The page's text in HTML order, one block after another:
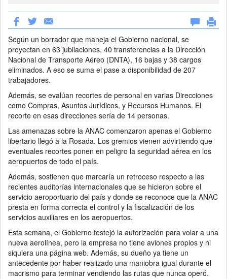
Según un borrador que maneja el Gobierno nacional, se
proyectan en 63 jubilaciones, 40 transferencias a la Dirección
Nacional de Transporte Aéreo (DNTA), 16 bajas y 38 cargos
eliminados. A eso se suma el pase a disponibilidad de 207
trabajadores.
Además, se evalúan recortes de personal en varias Direcciones
como Compras, Asuntos Jurídicos, y Recursos Humanos. El
recorte en esas direcciones sería de 14 personas.
Las amenazas sobre la ANAC comenzaron apenas el Gobierno
libertario llegó a la Rosada. Los gremios vienen advirtiendo que
eventuales recortes ponen en peligro la seguridad aérea en los
aeropuertos de todo el país.
Además, sostienen que marcaría un retroceso respecto a las
recientes auditorías internacionales que se hicieron sobre el
servicio aeroportuario del país y donde se reconoce que la ANAC
presta en forma correcta el control y la fiscalización de los
servicios auxiliares en los aeropuertos.
Esta semana, el Gobierno festejó la autorización para volar a una
nueva aerolínea, pero la empresa no tiene aviones propios y ni
siquiera una página web. Además, su dueño ya tiene un
antecedente por haber realizado una maniobra igual durante el
macrismo para terminar vendiendo las rutas que nunca operó.